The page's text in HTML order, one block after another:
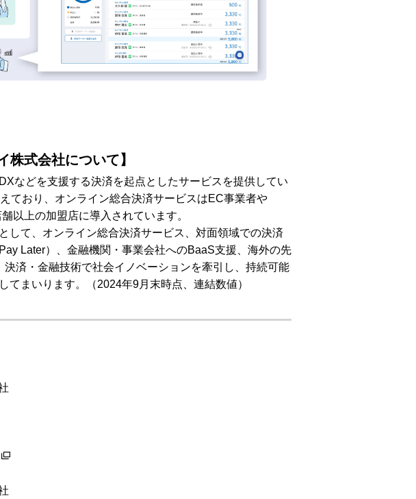
株式会社について】
などを支援する決済を起点としたサービスを提供してい
ており、オンライン総合決済サービスはEC事業者や
以上の加盟店に導入されています。
て、オンライン総合決済サービス、対面領域での決済
Later）、金融機関・事業会社へのBaaS支援、海外の先
済・金融技術で社会イノベーションを牽引し、持続可能
てまいります。（2024年9月末時点、連結数値）